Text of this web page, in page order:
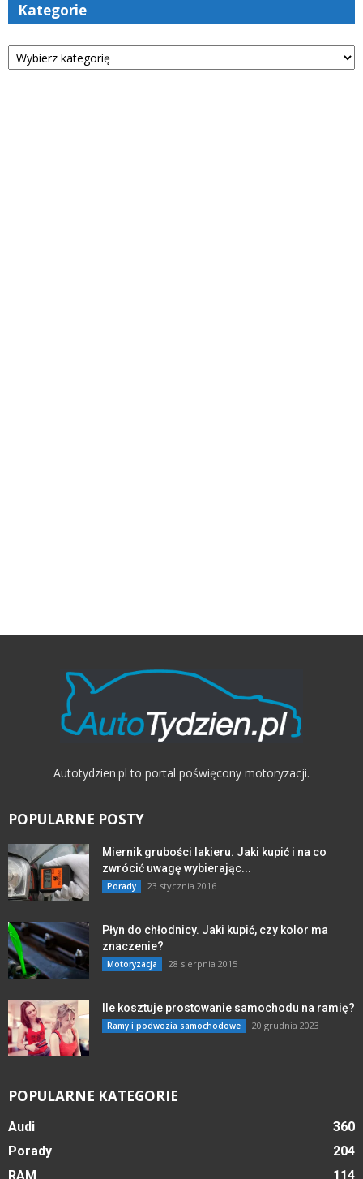
Kategorie
Kategorie
Autotydzien.pl to portal poświęcony motoryzacji.
POPULARNE POSTY
Miernik grubości lakieru. Jaki kupić i na co
zwrócić uwagę wybierając...
Porady 23 stycznia 2016
Płyn do chłodnicy. Jaki kupić, czy kolor ma
znaczenie?
Motoryzacja 28 sierpnia 2015
Ile kosztuje prostowanie samochodu na ramię?
Ramy i podwozia samochodowe 20 grudnia 2023
POPULARNE KATEGORIE
Audi
360
Porady
204
RAM
114